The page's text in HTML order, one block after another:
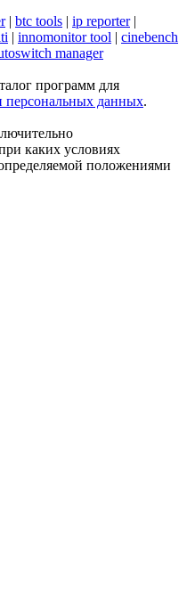
| btc tools | ip reporter|
| innomonitor tool | cinebench
manager
программ для
персональных данных.
каких условиях
положениями